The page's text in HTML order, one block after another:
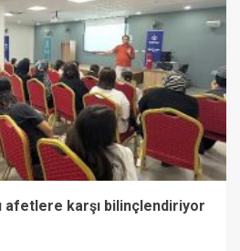
afetlere karşı bilinçlendiriyor